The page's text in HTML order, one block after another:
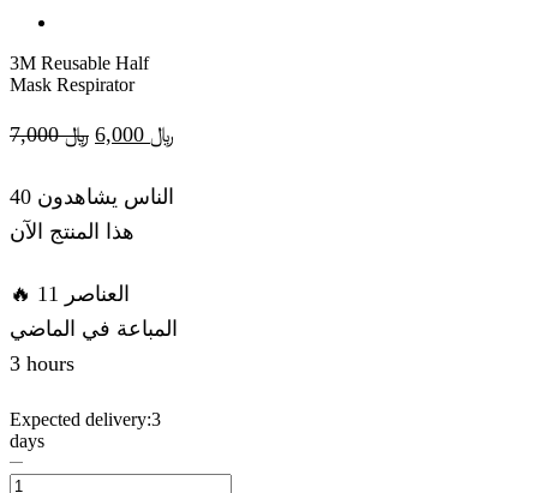
3M Reusable Half
Mask Respirator
﷼7,000
Original
was:
﷼
40 الناس يشاهدون
هذا المنتج الآن
🔥 11 العناصر
المباعة في الماضي
3 hours
Expected delivery:3
days
3M